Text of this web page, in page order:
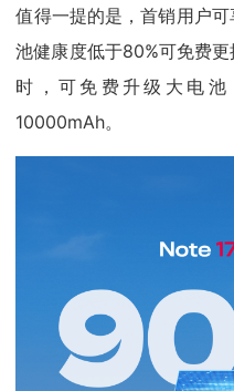
值得一提的是，首销用户
池健康度低于80%可免费
时，可免费升级大电池
10000mAh。